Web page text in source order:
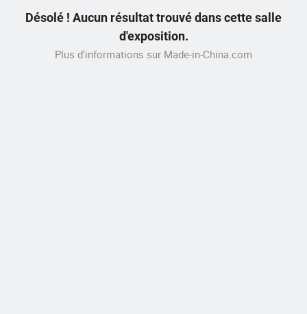
Désolé ! Aucun résultat trouvé dans cette salle
d'exposition.
Plus d'informations sur Made-in-China.com